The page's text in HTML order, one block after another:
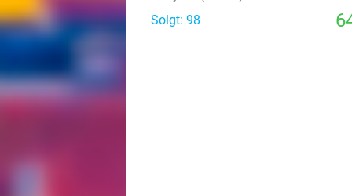
Solgt: 98